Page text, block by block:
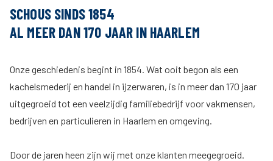
assortiment steeds verder uit.
SCHOUS SINDS 1854
AL MEER DAN 170 JAAR IN HAARLEM
Onze geschiedenis begint in 1854. Wat ooit begon als een
kachelsmederij en handel in ijzerwaren, is in meer dan 170 jaar
uitgegroeid tot een veelzijdig familiebedrijf voor vakmensen,
bedrijven en particulieren in Haarlem en omgeving.
Door de jaren heen zijn wij met onze klanten meegegroeid.